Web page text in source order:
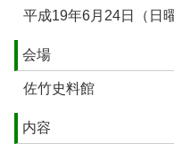
平成19年6月24日（日
会場
佐竹史料館
内容